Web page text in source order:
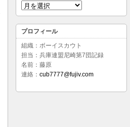
過
ロ
グ
プロフィール
組織：ボーイスカウト
担当：兵庫連盟尼崎第7団記録
名前：藤原
連絡： cub7777@fujiv.com